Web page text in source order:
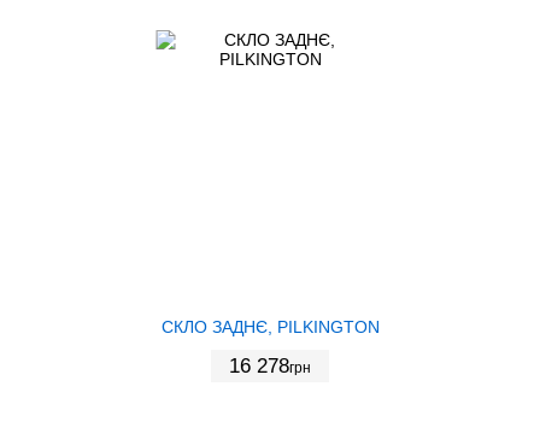
СКЛО ЗАДНЄ, PILKINGTON
16 278грн